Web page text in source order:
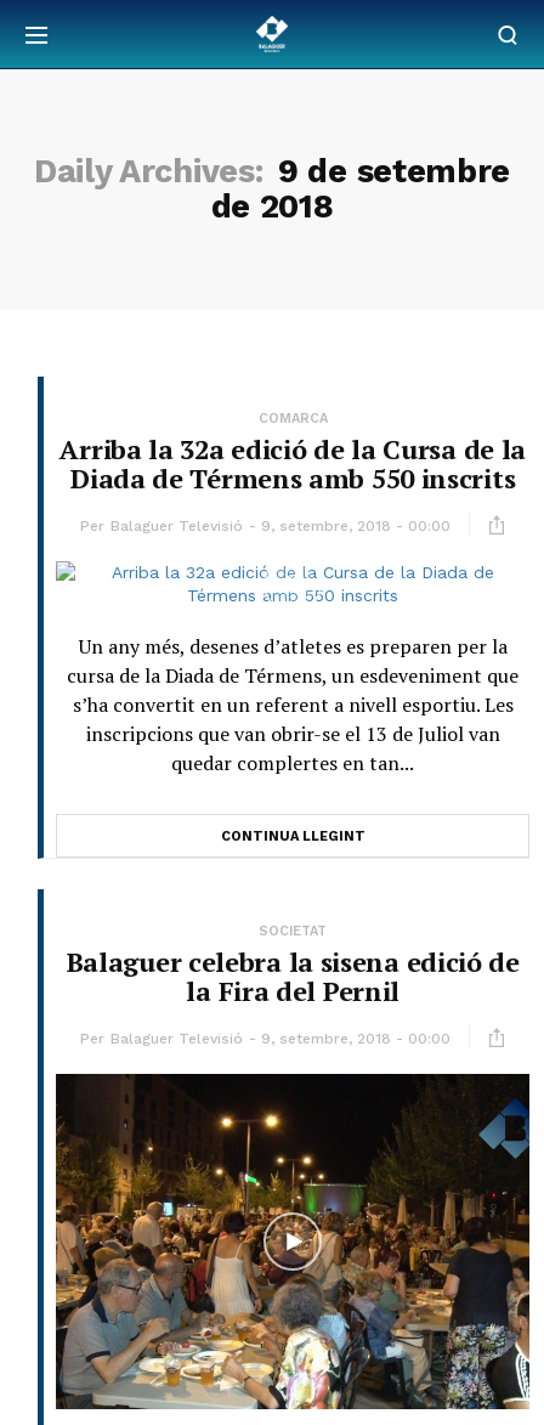
Daily Archives: 9 de setembre
de 2018
COMARCA
Arriba la 32a edició de la Cursa de la
Diada de Térmens amb 550 inscrits
Per Balaguer Televisió 9, setembre, 2018 - 00:00
Un any més, desenes d’atletes es preparen per la
cursa de la Diada de Térmens, un esdeveniment que
s’ha convertit en un referent a nivell esportiu. Les
inscripcions que van obrir-se el 13 de Juliol van
quedar complertes en tan...
CONTINUA LLEGINT
SOCIETAT
Balaguer celebra la sisena edició de
la Fira del Pernil
Per Balaguer Televisió 9, setembre, 2018 - 00:00